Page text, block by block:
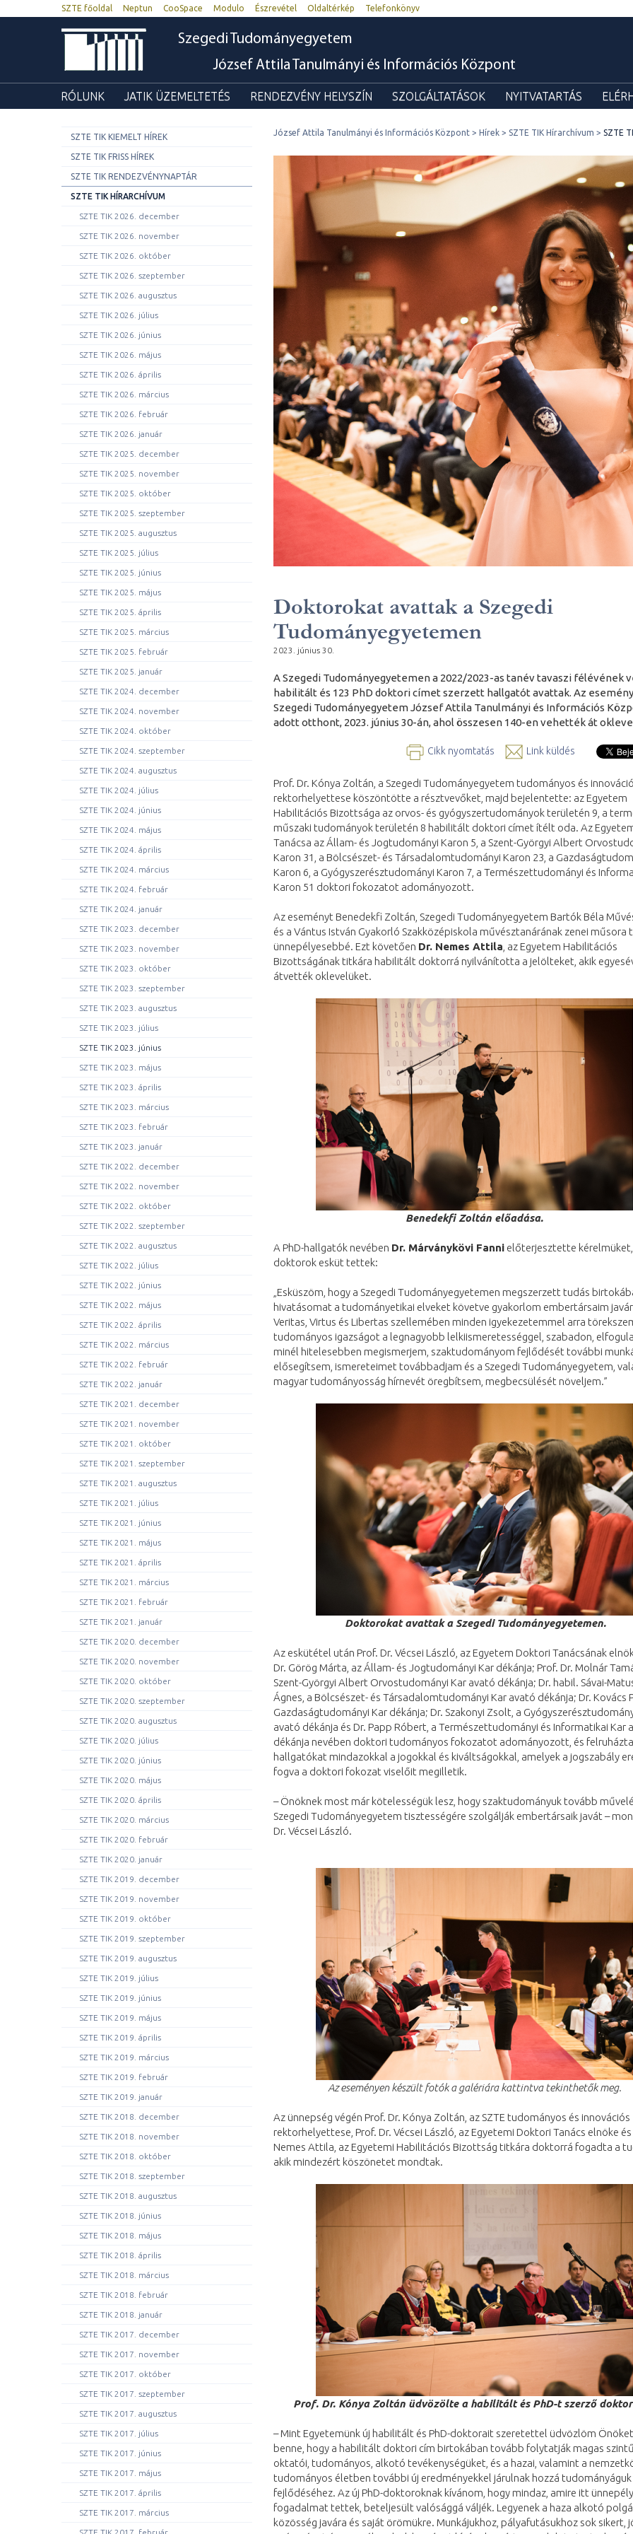
SZTE főoldal Neptun CooSpace Modulo Észrevétel Oldaltérkép Telefonkönyv
Szegedi Tudományegyetem
József Attila Tanulmányi és Információs Központ
RÓLUNK JATIK ÜZEMELTETÉS RENDEZVÉNY HELYSZÍN SZOLGÁLTATÁSOK NYITVATARTÁS
SZTE TIK KIEMELT HÍREK
SZTE TIK FRISS HÍREK
SZTE TIK RENDEZVÉNYNAPTÁR
SZTE TIK HÍRARCHÍVUM
SZTE TIK 2026. december
SZTE TIK 2026. november
SZTE TIK 2026. október
SZTE TIK 2026. szeptember
SZTE TIK 2026. augusztus
SZTE TIK 2026. július
SZTE TIK 2026. június
SZTE TIK 2026. május
SZTE TIK 2026. április
SZTE TIK 2026. március
SZTE TIK 2026. február
SZTE TIK 2026. január
SZTE TIK 2025. december
SZTE TIK 2025. november
SZTE TIK 2025. október
SZTE TIK 2025. szeptember
SZTE TIK 2025. augusztus
SZTE TIK 2025. július
SZTE TIK 2025. június
SZTE TIK 2025. május
SZTE TIK 2025. április
SZTE TIK 2025. március
SZTE TIK 2025. február
SZTE TIK 2025. január
SZTE TIK 2024. december
SZTE TIK 2024. november
SZTE TIK 2024. október
SZTE TIK 2024. szeptember
SZTE TIK 2024. augusztus
SZTE TIK 2024. július
SZTE TIK 2024. június
SZTE TIK 2024. május
SZTE TIK 2024. április
SZTE TIK 2024. március
SZTE TIK 2024. február
SZTE TIK 2024. január
SZTE TIK 2023. december
SZTE TIK 2023. november
SZTE TIK 2023. október
SZTE TIK 2023. szeptember
SZTE TIK 2023. augusztus
SZTE TIK 2023. július
SZTE TIK 2023. június
SZTE TIK 2023. május
SZTE TIK 2023. április
SZTE TIK 2023. március
SZTE TIK 2023. február
SZTE TIK 2023. január
SZTE TIK 2022. december
SZTE TIK 2022. november
SZTE TIK 2022. október
SZTE TIK 2022. szeptember
SZTE TIK 2022. augusztus
SZTE TIK 2022. július
SZTE TIK 2022. június
SZTE TIK 2022. május
SZTE TIK 2022. április
SZTE TIK 2022. március
SZTE TIK 2022. február
SZTE TIK 2022. január
SZTE TIK 2021. december
SZTE TIK 2021. november
SZTE TIK 2021. október
SZTE TIK 2021. szeptember
SZTE TIK 2021. augusztus
SZTE TIK 2021. július
SZTE TIK 2021. június
SZTE TIK 2021. május
SZTE TIK 2021. április
SZTE TIK 2021. március
SZTE TIK 2021. február
SZTE TIK 2021. január
SZTE TIK 2020. december
SZTE TIK 2020. november
SZTE TIK 2020. október
SZTE TIK 2020. szeptember
SZTE TIK 2020. augusztus
SZTE TIK 2020. július
SZTE TIK 2020. június
SZTE TIK 2020. május
SZTE TIK 2020. április
SZTE TIK 2020. március
SZTE TIK 2020. február
SZTE TIK 2020. január
SZTE TIK 2019. december
SZTE TIK 2019. november
SZTE TIK 2019. október
SZTE TIK 2019. szeptember
SZTE TIK 2019. augusztus
SZTE TIK 2019. július
SZTE TIK 2019. június
SZTE TIK 2019. május
SZTE TIK 2019. április
SZTE TIK 2019. március
SZTE TIK 2019. február
SZTE TIK 2019. január
SZTE TIK 2018. december
SZTE TIK 2018. november
SZTE TIK 2018. október
SZTE TIK 2018. szeptember
SZTE TIK 2018. augusztus
SZTE TIK 2018. június
SZTE TIK 2018. május
SZTE TIK 2018. április
SZTE TIK 2018. március
SZTE TIK 2018. február
SZTE TIK 2018. január
SZTE TIK 2017. december
SZTE TIK 2017. november
SZTE TIK 2017. október
SZTE TIK 2017. szeptember
SZTE TIK 2017. augusztus
SZTE TIK 2017. július
SZTE TIK 2017. június
SZTE TIK 2017. május
SZTE TIK 2017. április
SZTE TIK 2017. március
József Attila Tanulmányi és Információs Központ Hírek SZTE TIK Hírarchívum SZTE
Doktorokat avattak a Szegedi
Tudományegyetemen
2023. június 30.
A Szegedi Tudományegyetemen a 2022/2023-as tanév tavaszi félévének
habilitált és 123 PhD doktori címet szerzett hallgatót avattak. Az
Szegedi Tudományegyetem József Attila Tanulmányi és Információs
adott otthont, 2023. június 30-án, ahol összesen 140-en vehették át
Cikk nyomtatás Link küldés
Prof. Dr. Kónya Zoltán, a Szegedi Tudományegyetem tudományos és
rektorhelyettese köszöntötte a résztvevőket, majd bejelentette: az Egyetem
Habilitációs Bizottsága az orvos- és gyógyszertudományok területén 9, a
műszaki tudományok területén 8 habilitált doktori címet ítélt oda. Az
Tanácsa az Állam- és Jogtudományi Karon 5, a Szent-Györgyi Albert
Karon 31, a Bölcsészet- és Társadalomtudományi Karon 23, a
Karon 6, a Gyógyszerésztudományi Karon 7, a Természettudományi és
Karon 51 doktori fokozatot adományozott.
Az eseményt Benedekfi Zoltán, Szegedi Tudományegyetem Bartók Béla
és a Vántus István Gyakorló Szakközépiskola művésztanárának zenei műsora
ünnepélyesebbé. Ezt követően Dr. Nemes Attila , az Egyetem Habilitációs
Bizottságának titkára habilitált doktorrá nyilvánította a jelölteket, akik
átvették oklevelüket.
Benedekfi Zoltán előadása.
A PhD-hallgatók nevében Dr. Márványkövi Fanni előterjesztette kérelmüket,
doktorok esküt tettek:
„Esküszöm, hogy a Szegedi Tudományegyetemen megszerzett tudás
hivatásomat a tudományetikai elveket követve gyakorlom embertársaim
Veritas, Virtus és Libertas szellemében minden igyekezetemmel arra
tudományos igazságot a legnagyobb lelkiismeretességgel, szabadon,
minél hitelesebben megismerjem, szaktudományom fejlődését további
elősegítsem, ismereteimet továbbadjam és a Szegedi Tudományegyetem,
magyar tudományosság hírnevét öregbítsem, megbecsülését növeljem.”
Doktorokat avattak a Szegedi Tudományegyetemen.
Az eskütétel után Prof. Dr. Vécsei László, az Egyetem Doktori Tanácsának
Dr. Görög Márta, az Állam- és Jogtudományi Kar dékánja; Prof. Dr. Molnár
Szent-Györgyi Albert Orvostudományi Kar avató dékánja; Dr. habil. Sávai-
Ágnes, a Bölcsészet- és Társadalomtudományi Kar avató dékánja; Dr. Kovács
Gazdaságtudományi Kar dékánja; Dr. Szakonyi Zsolt, a
avató dékánja és Dr. Papp Róbert, a Természettudományi és Informatikai Kar
dékánja nevében doktori tudományos fokozatot adományozott, és
hallgatókat mindazokkal a jogokkal és kiváltságokkal, amelyek a jogszabály
fogva a doktori fokozat viselőit megilletik.
– Önöknek most már kötelességük lesz, hogy szaktudományuk tovább
Szegedi Tudományegyetem tisztességére szolgálják embertársaik javát –
Dr. Vécsei László.
Az eseményen készült fotók a galériára kattintva tekinthetők meg.
Az ünnepség végén Prof. Dr. Kónya Zoltán, az SZTE tudományos és innovációs
rektorhelyettese, Prof. Dr. Vécsei László, az Egyetemi Doktori Tanács elnöke és
Nemes Attila, az Egyetemi Habilitációs Bizottság titkára doktorrá fogadta a
akik mindezért köszönetet mondtak.
Prof. Dr. Kónya Zoltán üdvözölte a habilitált és PhD-t szerző
– Mint Egyetemünk új habilitált és PhD-doktorait szeretettel üdvözlöm
benne, hogy a habilitált doktori cím birtokában tovább folytatják magas
oktatói, tudományos, alkotó tevékenységüket, és a hazai, valamint a
tudományos életben további új eredményekkel járulnak hozzá tudományáguk
fejlődéséhez. Az új PhD-doktoroknak kívánom, hogy mindaz, amire itt
fogadalmat tettek, beteljesült valósággá váljék. Legyenek a haza alkotó
közösség javára és saját örömükre. Munkájukhoz, pályafutásukhoz sok sikert,